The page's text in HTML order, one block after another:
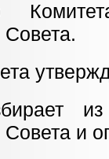
Совета.
из
и